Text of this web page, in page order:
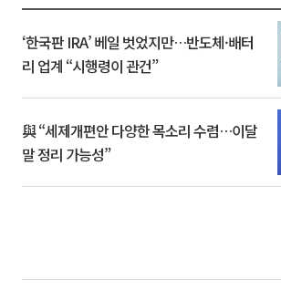
‘한국판 IRA’ 베일 벗었지만…반도체·배터
리 업계 “시행령이 관건”
與 “세제개편안 다양한 목소리 수렴…이달
말 정리 가능성”